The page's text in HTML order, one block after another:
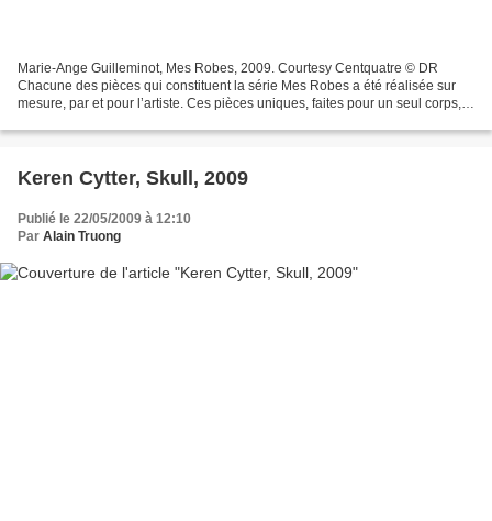
Marie-Ange Guilleminot, Mes Robes, 2009. Courtesy Centquatre © DR
Chacune des pièces qui constituent la série Mes Robes a été réalisée sur
mesure, par et pour l’artiste. Ces pièces uniques, faites pour un seul corps,
Keren Cytter, Skull, 2009
Publié le 22/05/2009 à 12:10
Par Alain Truong